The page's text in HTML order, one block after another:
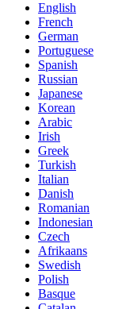
English
French
German
Portuguese
Spanish
Russian
Japanese
Korean
Arabic
Irish
Greek
Turkish
Italian
Danish
Romanian
Indonesian
Czech
Afrikaans
Swedish
Polish
Basque